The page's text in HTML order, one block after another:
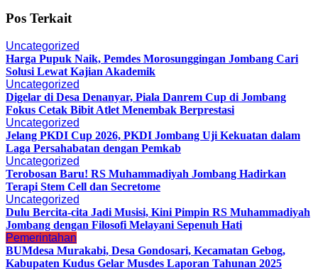
Pos Terkait
Uncategorized
Harga Pupuk Naik, Pemdes Morosunggingan Jombang Cari
Solusi Lewat Kajian Akademik
Uncategorized
Digelar di Desa Denanyar, Piala Danrem Cup di Jombang
Fokus Cetak Bibit Atlet Menembak Berprestasi
Uncategorized
Jelang PKDI Cup 2026, PKDI Jombang Uji Kekuatan dalam
Laga Persahabatan dengan Pemkab
Uncategorized
Terobosan Baru! RS Muhammadiyah Jombang Hadirkan
Terapi Stem Cell dan Secretome
Uncategorized
Dulu Bercita-cita Jadi Musisi, Kini Pimpin RS Muhammadiyah
Jombang dengan Filosofi Melayani Sepenuh Hati
Pemerintahan
BUMdesa Murakabi, Desa Gondosari, Kecamatan Gebog,
Kabupaten Kudus Gelar Musdes Laporan Tahunan 2025